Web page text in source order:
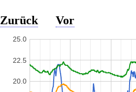
Zurück Vor
20.0
22.5
25.0